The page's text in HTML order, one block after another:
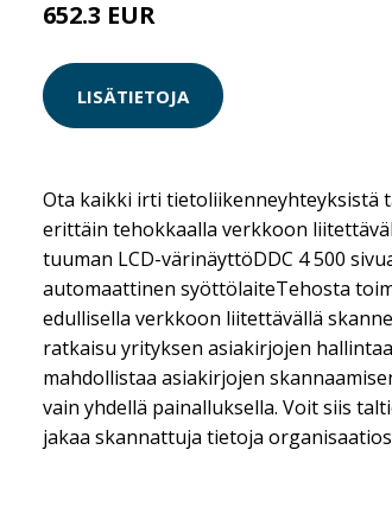
652.3 EUR
LISÄTIETOJA
Ota kaikki irti tietoliikenneyhteyksistä
erittäin tehokkaalla verkkoon
tuuman LCD-värinäyttöDDC 4 500
automaattinen syöttölaiteTehosta
edullisella verkkoon liitettävällä
ratkaisu yrityksen asiakirjojen
mahdollistaa asiakirjojen
vain yhdellä painalluksella. Voit siis
jakaa skannattuja tietoja